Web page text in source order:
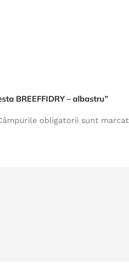
BREEFFIDRY – albastru”
obligatorii sunt